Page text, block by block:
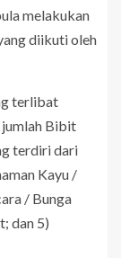
melakukan
diikuti oleh
terlibat
jumlah Bibit
terdiri dari
Kayu /
/ Bunga
dan 5)